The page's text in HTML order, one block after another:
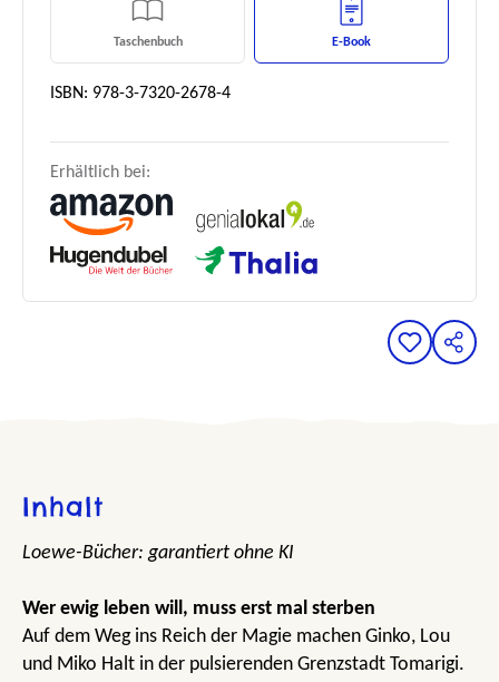
Taschenbuch E-Book
ISBN: 978-3-7320-2678-4
Erhältlich bei:
Inhalt
Loewe-Bücher: garantiert ohne KI
Wer ewig leben will, muss erst mal sterben
Auf dem Weg ins Reich der Magie machen Ginko, Lou
und Miko Halt in der pulsierenden Grenzstadt Tomarigi.